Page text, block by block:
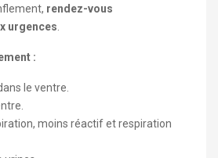
rendez-vous
urgences
:
le ventre.
moins réactif et respiration